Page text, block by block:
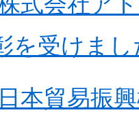
を受けまし
日本貿易振